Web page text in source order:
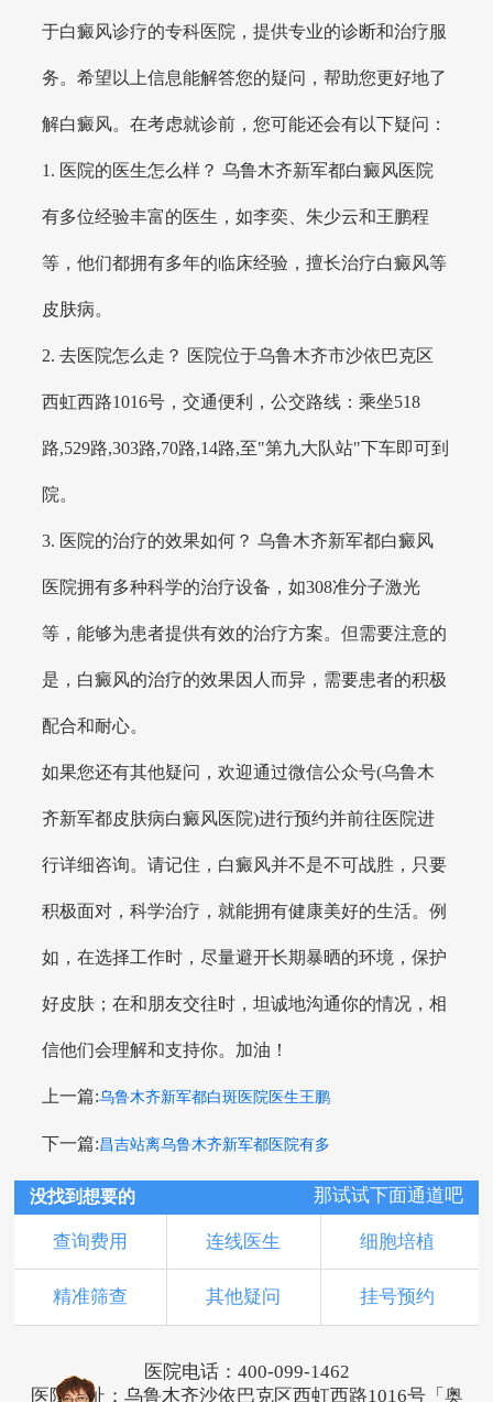
于白癜风诊疗的专科医院，提供专业的诊断和治疗服
务。希望以上信息能解答您的疑问，帮助您更好地了
解白癜风。在考虑就诊前，您可能还会有以下疑问：
1. 医院的医生怎么样？ 乌鲁木齐新军都白癜风医院
有多位经验丰富的医生，如李奕、朱少云和王鹏程
等，他们都拥有多年的临床经验，擅长治疗白癜风等
皮肤病。
2. 去医院怎么走？ 医院位于乌鲁木齐市沙依巴克区
西虹西路1016号，交通便利，公交路线：乘坐518
路,529路,303路,70路,14路,至"第九大队站"下车即可到
院。
3. 医院的治疗的效果如何？ 乌鲁木齐新军都白癜风
医院拥有多种科学的治疗设备，如308准分子激光
等，能够为患者提供有效的治疗方案。但需要注意的
是，白癜风的治疗的效果因人而异，需要患者的积极
配合和耐心。
如果您还有其他疑问，欢迎通过微信公众号(乌鲁木
齐新军都皮肤病白癜风医院)进行预约并前往医院进
行详细咨询。请记住，白癜风并不是不可战胜，只要
积极面对，科学治疗，就能拥有健康美好的生活。例
如，在选择工作时，尽量避开长期暴晒的环境，保护
好皮肤；在和朋友交往时，坦诚地沟通你的情况，相
信他们会理解和支持你。加油！
上一篇:乌鲁木齐新军都白斑医院医生王鹏
下一篇:昌吉站离乌鲁木齐新军都医院有多
没找到想要的 那试试下面通道吧
查询费用 连线医生 细胞培植
精准筛查 其他疑问 挂号预约
医院电话：400-099-1462
医院地址：乌鲁木齐沙依巴克区西虹西路1016号「奥